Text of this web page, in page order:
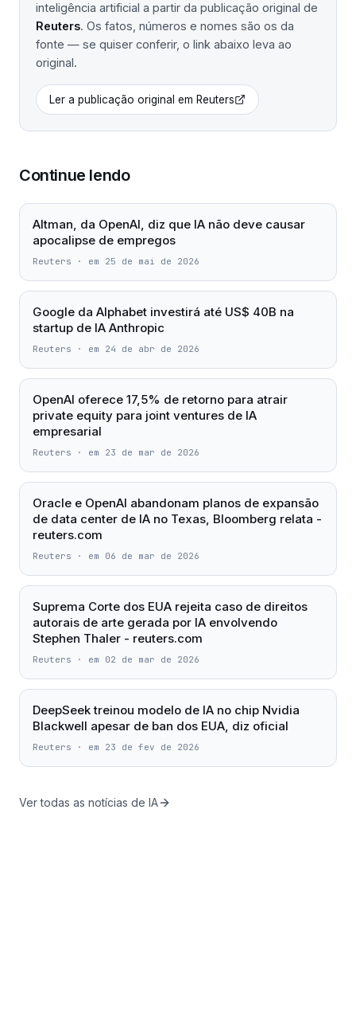
inteligência artificial a partir da publicação original de
Reuters. Os fatos, números e nomes são os da
fonte — se quiser conferir, o link abaixo leva ao
original.
Ler a publicação original em Reuters
Continue lendo
Altman, da OpenAI, diz que IA não deve causar
apocalipse de empregos
Reuters · em 25 de mai de 2026
Google da Alphabet investirá até US$ 40B na
startup de IA Anthropic
Reuters · em 24 de abr de 2026
OpenAI oferece 17,5% de retorno para atrair
private equity para joint ventures de IA
empresarial
Reuters · em 23 de mar de 2026
Oracle e OpenAI abandonam planos de expansão
de data center de IA no Texas, Bloomberg relata -
reuters.com
Reuters · em 06 de mar de 2026
Suprema Corte dos EUA rejeita caso de direitos
autorais de arte gerada por IA envolvendo
Stephen Thaler - reuters.com
Reuters · em 02 de mar de 2026
DeepSeek treinou modelo de IA no chip Nvidia
Blackwell apesar de ban dos EUA, diz oficial
Reuters · em 23 de fev de 2026
Ver todas as notícias de IA